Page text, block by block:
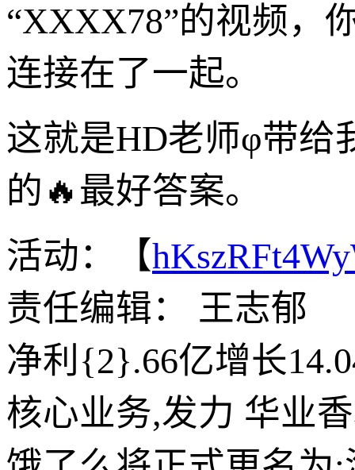
“XXXX78”的视频，
连接在了一起。
这就是HD老师φ带给
的🔥最好答案。
活动：【
责任编辑： 王志郁
净利{2}.66亿增长
核心业务,发力 华业